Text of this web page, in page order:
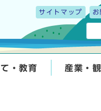
サイトマップ
・教育 産業・